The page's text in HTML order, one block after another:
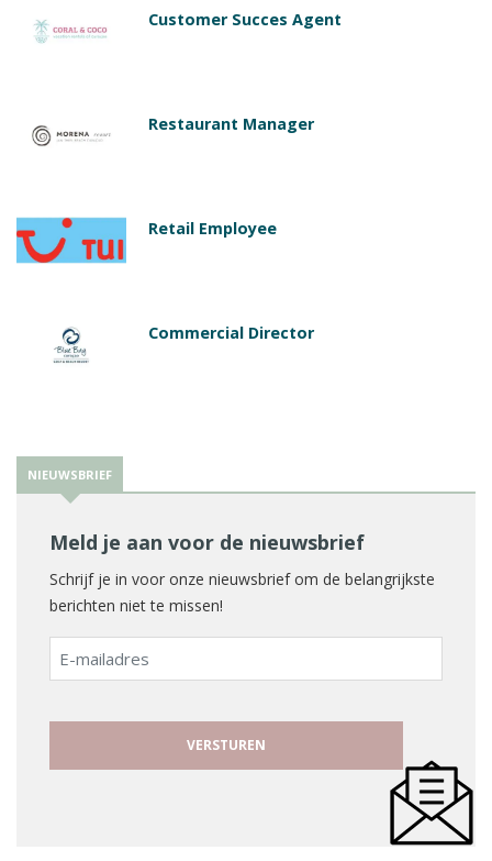
Customer Succes Agent
Restaurant Manager
Retail Employee
Commercial Director
NIEUWSBRIEF
Meld je aan voor de nieuwsbrief
Schrijf je in voor onze nieuwsbrief om de belangrijkste
berichten niet te missen!
E-
mailadres